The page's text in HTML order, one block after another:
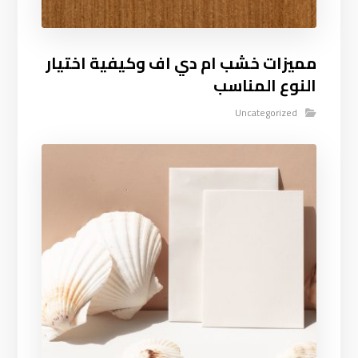
مميزات خشب ام دي اف وكيفية اختيار
النوع المناسب
Uncategorized